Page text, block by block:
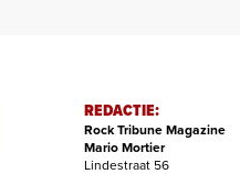
REDACTIE:
Rock Tribune Magazine
Mario Mortier
Lindestraat 56